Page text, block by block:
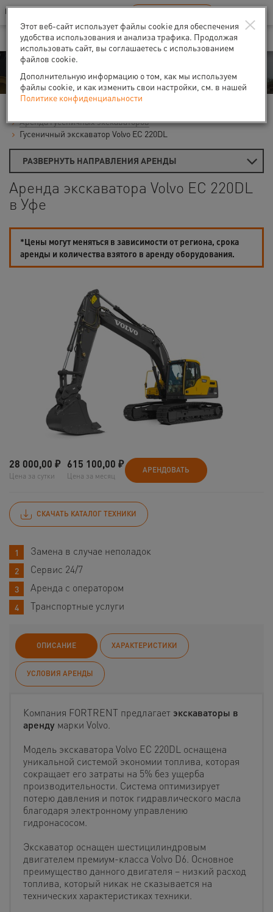
Ваш город:Уфа
В Вашем регионе нет наших офисов RU EN
Аренда
Аренда гусеничных экскаваторов
Гусеничный экскаватор Volvo EC 220DL
РАЗВЕРНУТЬ НАПРАВЛЕНИЯ АРЕНДЫ
Аренда экскаватора Volvo EC 220DL
в Уфе
*Цены могут меняться в зависимости от региона, срока
аренды и количества взятого в аренду оборудования.
28 000,00 ₽
Цена за сутки
615 100,00 ₽
Цена за месяц
АРЕНДОВАТЬ
СКАЧАТЬ КАТАЛОГ ТЕХНИКИ
Замена в случае неполадок
Сервис 24/7
Аренда с оператором
Транспортные услуги
ОПИСАНИЕ ХАРАКТЕРИСТИКИ
УСЛОВИЯ АРЕНДЫ
Компания FORTRENT предлагает экскаваторы в
аренду марки Volvo.
Модель экскаватора Volvo EC 220DL оснащена
уникальной системой экономии топлива, которая
сокращает его затраты на 5% без ущерба
производительности. Система оптимизирует
потерю давления и поток гидравлического масла
благодаря электронному управлению
гидронасосом.
Экскаватор оснащен шестицилиндровым
двигателем премиум-класса Volvo D6. Основное
преимущество данного двигателя – низкий расход
топлива, который никак не сказывается на
технических характеристиках техники.
×
Этот веб-сайт использует файлы cookie для обеспечения
удобства использования и анализа трафика. Продолжая
использовать сайт, вы соглашаетесь с использованием
файлов cookie.
Дополнительную информацию о том, как мы используем
файлы cookie, и как изменить свои настройки, см. в нашей
Политике конфиденциальности